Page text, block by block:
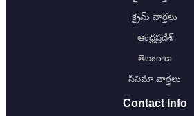
క్రైమ్ వార్తలు
ఆంధ్రప్రదేశ్
తెలంగాణ
సినిమా వార్తలు
Contact Info